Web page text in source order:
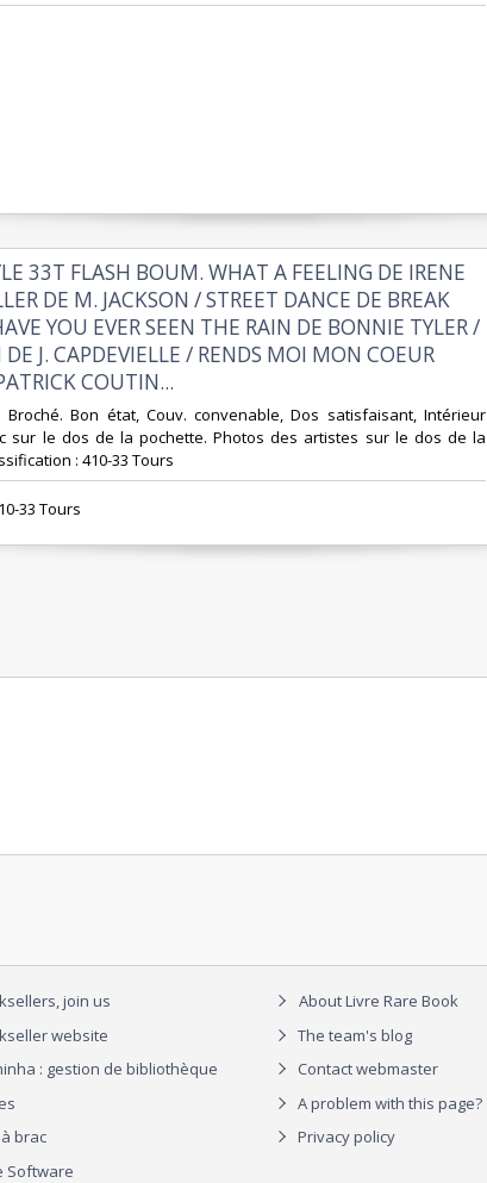
33T FLASH BOUM. WHAT A FEELING DE IRENE
DE M. JACKSON / STREET DANCE DE BREAK
YOU EVER SEEN THE RAIN DE BONNIE TYLER /
J. CAPDEVIELLE / RENDS MOI MON COEUR
COUTIN...‎
Broché. Bon état, Couv. convenable, Dos satisfaisant, Intérieur
sur le dos de la pochette. Photos des artistes sur le dos de la
: 410-33 Tours‎
33 Tours‎
join us
website
: gestion de bibliothèque
brac
Software
About Livre Rare Book
The team's blog
Contact webmaster
A problem with this page?
Privacy policy